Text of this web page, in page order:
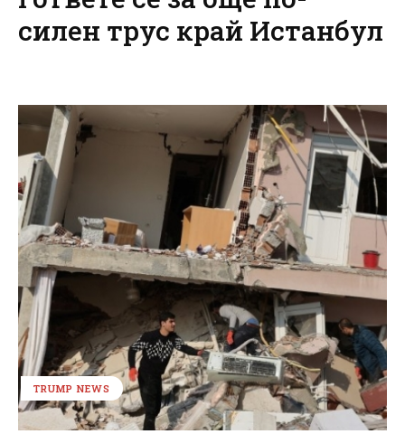
силен трус край Истанбул
TRUMP NEWS